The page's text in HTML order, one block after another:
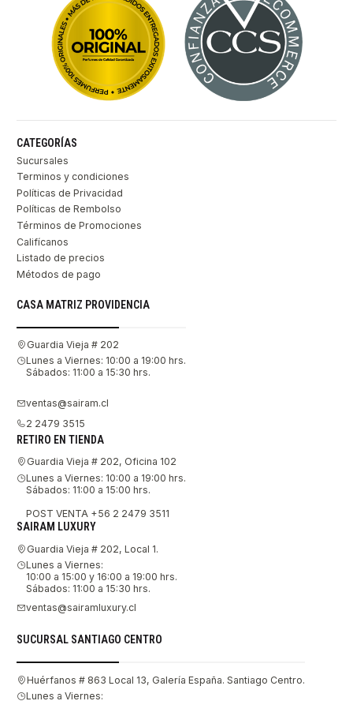
CATEGORÍAS
Sucursales
Terminos y condiciones
Políticas de Privacidad
Políticas de Rembolso
Términos de Promociones
Califícanos
Listado de precios
Métodos de pago
CASA MATRIZ PROVIDENCIA
Guardia Vieja # 202
Lunes a Viernes: 10:00 a 19:00 hrs.
Sábados: 11:00 a 15:30 hrs.
ventas@sairam.cl
2 2479 3515
RETIRO EN TIENDA
Guardia Vieja # 202, Oficina 102
Lunes a Viernes: 10:00 a 19:00 hrs.
Sábados: 11:00 a 15:00 hrs.
POST VENTA +56 2 2479 3511
SAIRAM LUXURY
Guardia Vieja # 202, Local 1.
Lunes a Viernes:
10:00 a 15:00 y 16:00 a 19:00 hrs.
Sábados: 11:00 a 15:30 hrs.
ventas@sairamluxury.cl
SUCURSAL SANTIAGO CENTRO
Huérfanos # 863 Local 13, Galería España. Santiago Centro.
Lunes a Viernes: